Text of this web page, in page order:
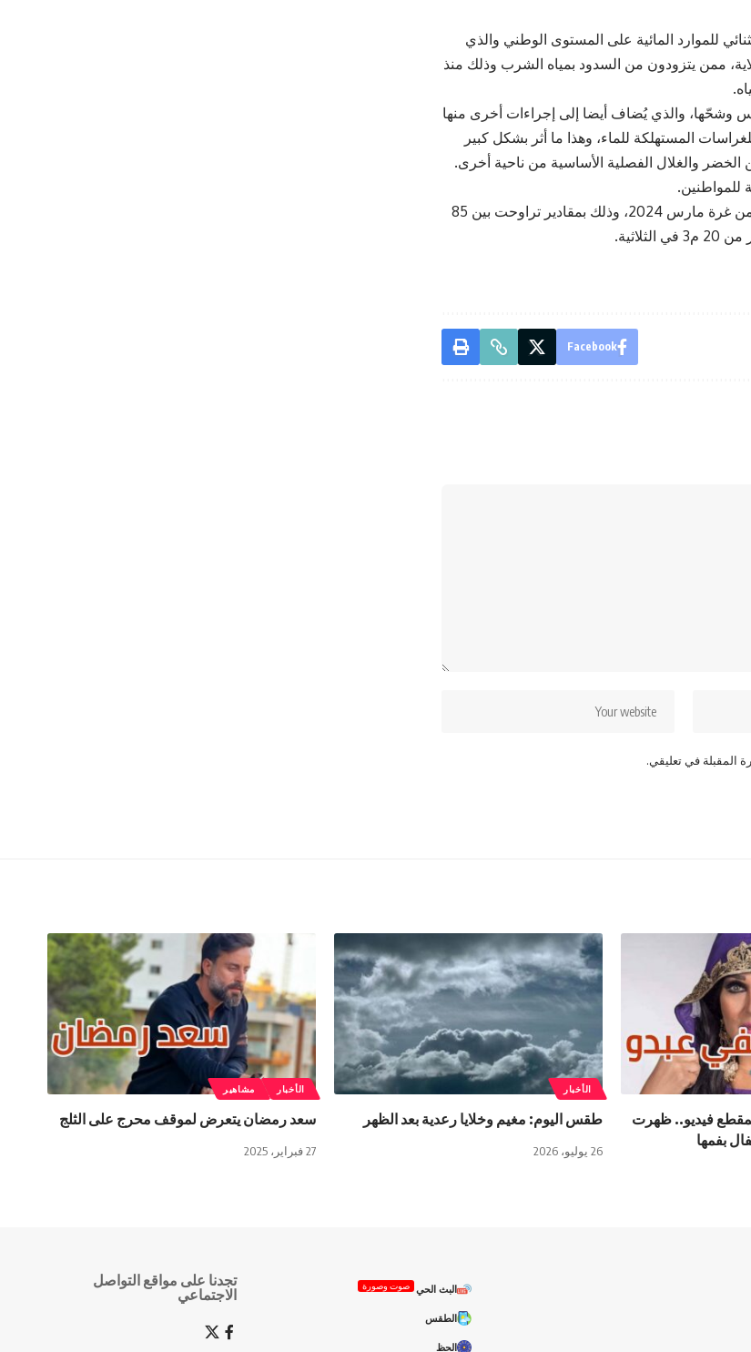
للموارد المائية على المستوى الوطني والذي
ولاية، ممن يتزودون من السدود بمياه الشرب وذلك منذ
وشحّها، والذي يُضاف أيضا إلى إجراءات أخرى منها
المستهلكة للماء، وهذا ما أثر بشكل كبير
والغلال الفصلية الأساسية من ناحية أخرى.
للمواطنين.
كما قامت الحكومة بإقرار زيادة في أسعار مياه الشرب بداية من غرة مارس 2024، وذلك بمقادير تراوحت بين 85
Facebook
المقبلة في تعليقي.
فيديو.. ظهرت
بفمها
الأخبار
طقس اليوم: مغيم وخلايا رعدية بعد الظهر
26 يوليو، 2026
الأخبار مشاهير
سعد رمضان يتعرض لموقف محرج على الثلج
27 فبراير، 2025
البث الحي صوت وصورة
الطقس
الحظ
تجدنا على مواقع التواصل
الاجتماعي